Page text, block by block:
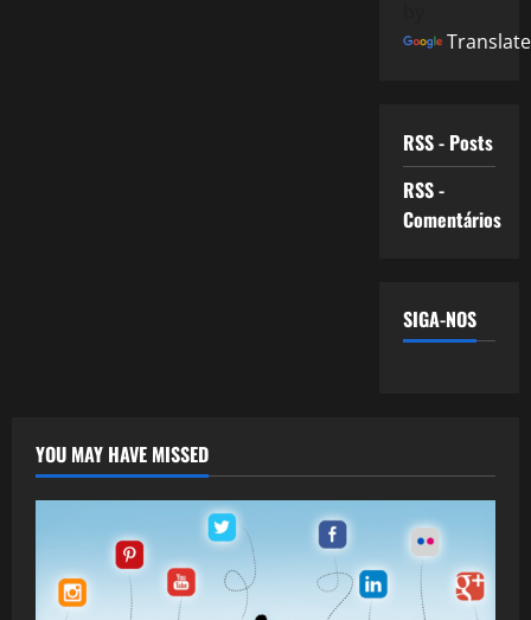
Translate
RSS - Posts
RSS -
Comentários
SIGA-NOS
YOU MAY HAVE MISSED